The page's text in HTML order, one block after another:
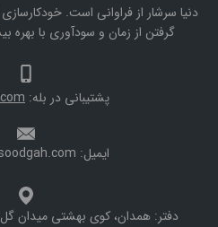
دنیا سرشار از فراوانی است.
گرفتن از زمان و سودآوری با بهره
پشتیبانی در بله:
ایمیل: info [at] soodgah.com
دفتر: همدان، کوی بهشتی میدان